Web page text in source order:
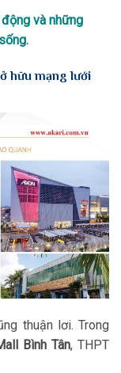
và những
hữu mạng lưới
thuận lơi. Trong
Bình Tân, THPT